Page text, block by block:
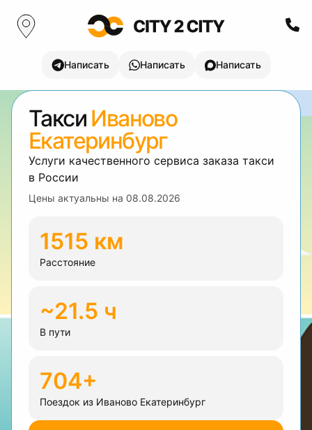
Написать Написать Написать
Такси Иваново
Екатеринбург
Услуги качественного сервиса заказа такси
в России
Цены актуальны на 08.08.2026
1515 км
Расстояние
~21.5 ч
В пути
704+
Поездок из Иваново Екатеринбург